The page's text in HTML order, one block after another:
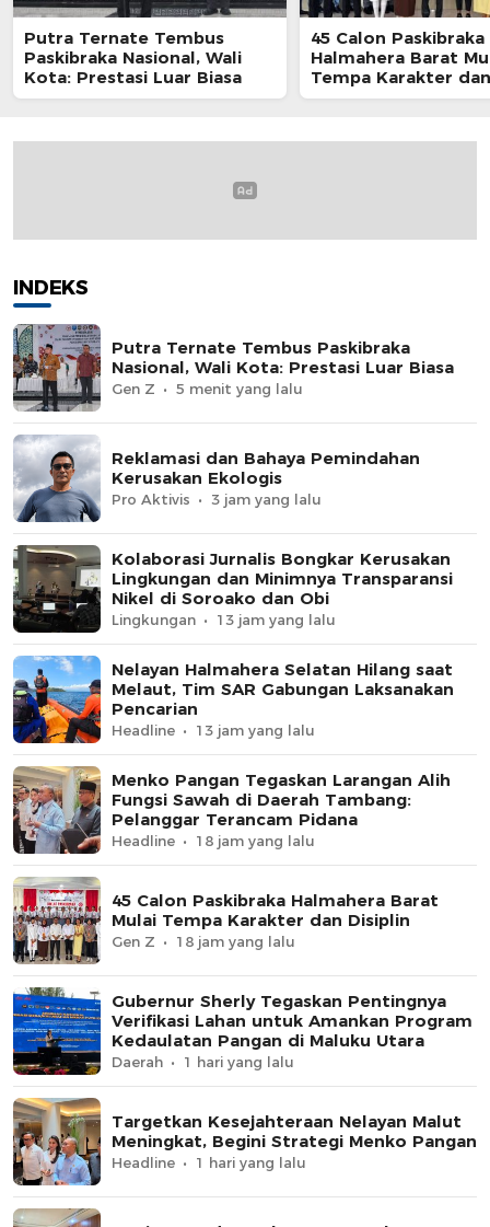
Putra Ternate Tembus
Paskibraka Nasional, Wali
Kota: Prestasi Luar Biasa
45 Calon Paskibraka
Halmahera Barat
Tempa Karakter
INDEKS
Putra Ternate Tembus Paskibraka
Nasional, Wali Kota: Prestasi Luar Biasa
Gen Z 5 menit yang lalu
Reklamasi dan Bahaya Pemindahan
Kerusakan Ekologis
Pro Aktivis 3 jam yang lalu
Kolaborasi Jurnalis Bongkar Kerusakan
Lingkungan dan Minimnya Transparansi
Nikel di Soroako dan Obi
Lingkungan 13 jam yang lalu
Nelayan Halmahera Selatan Hilang saat
Melaut, Tim SAR Gabungan Laksanakan
Pencarian
Headline 13 jam yang lalu
Menko Pangan Tegaskan Larangan Alih
Fungsi Sawah di Daerah Tambang:
Pelanggar Terancam Pidana
Headline 18 jam yang lalu
45 Calon Paskibraka Halmahera Barat
Mulai Tempa Karakter dan Disiplin
Gen Z 18 jam yang lalu
Gubernur Sherly Tegaskan Pentingnya
Verifikasi Lahan untuk Amankan Program
Kedaulatan Pangan di Maluku Utara
Daerah 1 hari yang lalu
Targetkan Kesejahteraan Nelayan Malut
Meningkat, Begini Strategi Menko Pangan
Headline 1 hari yang lalu